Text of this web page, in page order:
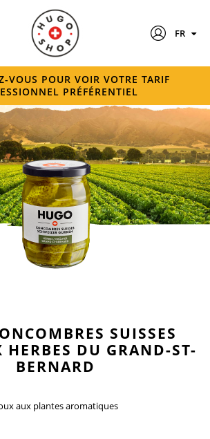
FR
VOUS POUR VOIR VOTRE TARIF
PRÉFÉRENTIEL
SUISSES
HERBES DU GRAND-ST-
BERNARD
aux plantes aromatiques